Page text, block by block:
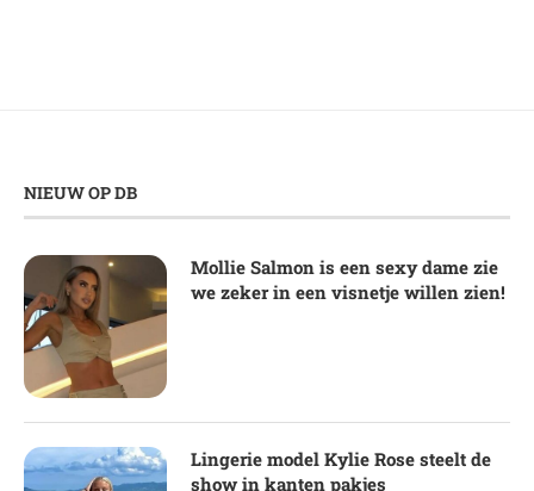
NIEUW OP DB
Mollie Salmon is een sexy dame zie
we zeker in een visnetje willen zien!
Lingerie model Kylie Rose steelt de
show in kanten pakjes